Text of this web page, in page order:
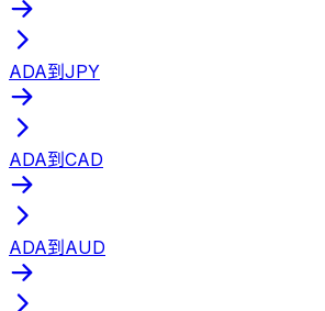
ADA到JPY
ADA到CAD
ADA到AUD